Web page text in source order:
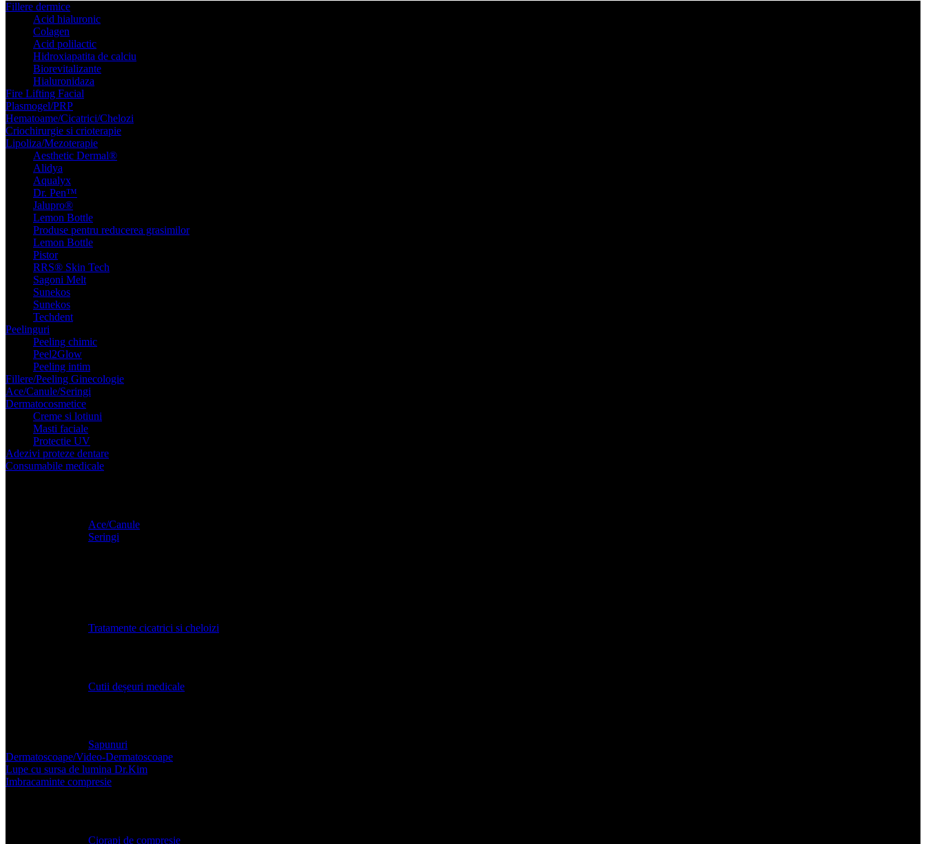
Fillere dermice
Acid hialuronic
Colagen
Acid polilactic
Hidroxiapatita de calciu
Biorevitalizante
Hialuronidaza
Fire Lifting Facial
Plasmogel/PRP
Hematoame/Cicatrici/Chelozi
Criochirurgie si crioterapie
Lipoliza/Mezoterapie
Aesthetic Dermal®
Alidya
Aqualyx
Dr. Pen™
Jalupro®
Lemon Bottle
Produse pentru reducerea grasimilor
Lemon Bottle
Pistor
RRS® Skin Tech
Sagoni Melt
Sunekos
Sunekos
Techdent
Peelinguri
Peeling chimic
Peel2Glow
Peeling intim
Fillere/Peeling Ginecologie
Ace/Canule/Seringi
Dermatocosmetice
Creme si lotiuni
Masti faciale
Protectie UV
Adezivi proteze dentare
Consumabile medicale
Ace/Canule
Seringi
Tratamente cicatrici si cheloizi
Cutii deșeuri medicale
Sapunuri
Dermatoscoape/Video-Dermatoscoape
Lupe cu sursa de lumina Dr.Kim
Imbracaminte compresie
Ciorapi de compresie